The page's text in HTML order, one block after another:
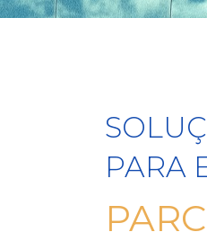
PARA